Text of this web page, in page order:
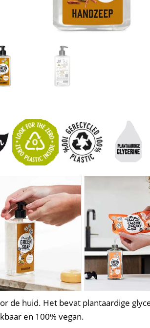
de huid. Het bevat plantaardige
en 100% vegan.